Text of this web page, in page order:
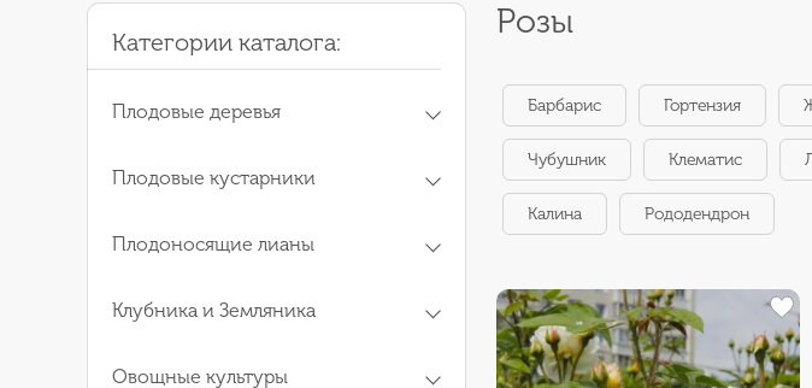
Розы
Категории каталога:
Плодовые деревья
Плодовые кустарники
Плодоносящие лианы
Клубника и Земляника
Овощные культуры
Барбарис Гортензия
Чубушник Клематис
Калина Рододендрон